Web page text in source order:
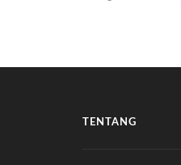
TENTANG